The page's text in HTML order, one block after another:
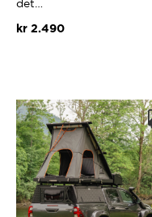
det…
kr2.490